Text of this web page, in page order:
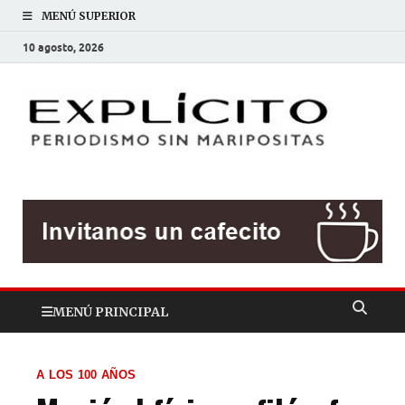
MENÚ SUPERIOR
10 agosto, 2026
MENÚ PRINCIPAL
A LOS 100 AÑOS